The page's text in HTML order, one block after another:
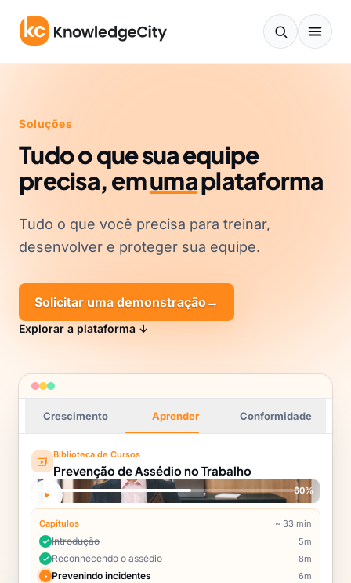
Soluções
Tudo o que sua equipe
precisa, emumaplataforma
Tudo o que você precisa para treinar,
desenvolver e proteger sua equipe.
Solicitar uma demonstração→
Explorar a plataforma ↓
Crescimento Aprender Conformidade
Matthew Foster
auditoria
auditoria
SOP de Segurança
Assinado
MF
M. Foster
SOP de Segurança assinado
Registrado na trilha de auditoria
2m
Incidente #4821 · empilhadeira
1h
3h